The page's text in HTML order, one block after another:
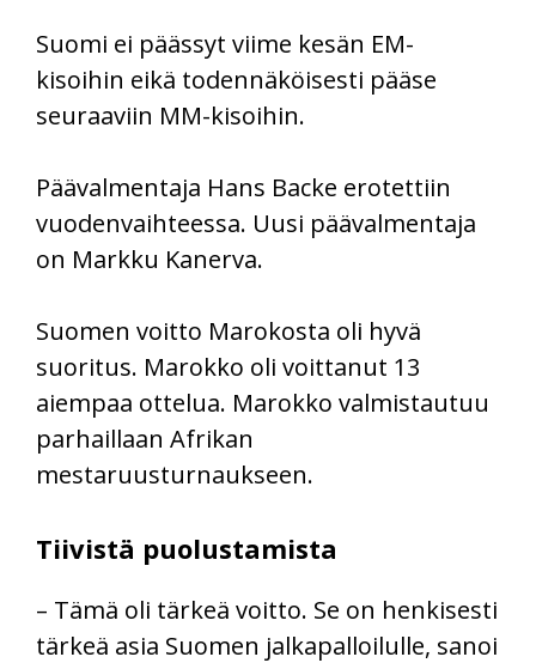
Suomi ei päässyt viime kesän EM-
kisoihin eikä todennäköisesti pääse
seuraaviin MM-kisoihin.
Päävalmentaja Hans Backe erotettiin
vuodenvaihteessa. Uusi päävalmentaja
on Markku Kanerva.
Suomen voitto Marokosta oli hyvä
suoritus. Marokko oli voittanut 13
aiempaa ottelua. Marokko valmistautuu
parhaillaan Afrikan
mestaruusturnaukseen.
Tiivistä puolustamista
– Tämä oli tärkeä voitto. Se on henkisesti
tärkeä asia Suomen jalkapalloilulle, sanoi